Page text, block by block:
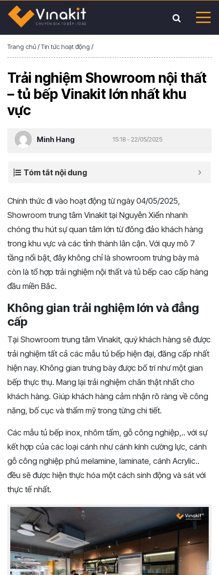
Trang chủ/Tin tức hoạt động /
Trải nghiệm Showroom nội thất
– tủ bếp Vinakit lớn nhất khu
vực
Minh Hang 15:18 - 22/05/2025
Tóm tắt nội dung
Chính thức đi vào hoạt động từ ngày 04/05/2025,
Showroom trung tâm Vinakit tại Nguyễn Xiển nhanh
chóng thu hút sự quan tâm lớn từ đông đảo khách hàng
trong khu vực và các tỉnh thành lân cận. Với quy mô 7
tầng nổi bật, đây không chỉ là showroom trưng bày mà
còn là tổ hợp trải nghiệm nội thất và tủ bếp cao cấp hàng
đầu miền Bắc.
Không gian trải nghiệm lớn và đẳng
cấp
Tại Showroom trung tâm Vinakit, quý khách hàng sẽ được
trải nghiệm tất cả các mẫu tủ bếp hiện đại, đăng cấp nhất
hiện nay. Không gian trưng bày được bố trí như một gian
bếp thực thụ. Mang lại trải nghiệm chân thật nhất cho
khách hàng. Giúp khách hàng cảm nhận rõ ràng về công
năng, bố cục và thẩm mỹ trong từng chi tiết.
Các mẫu tủ bếp inox, nhôm tấm, gỗ công nghiệp,.. với sự
kết hợp của các loại cánh như cánh kính cường lực, cánh
gỗ công nghiệp phủ melamine, laminate, cánh Acrylic..
đều sẽ được hiện thực hóa một cách sinh động và sát với
thực tế nhất.